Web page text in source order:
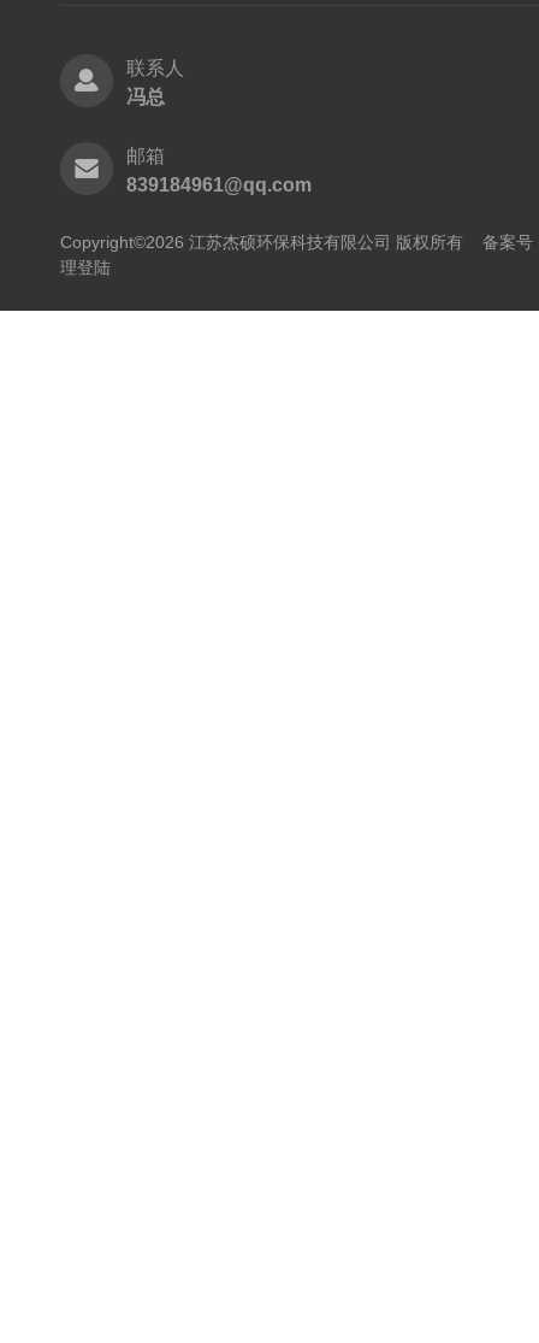
联系人
冯总
邮箱
839184961@qq.com
Copyright©2026 江苏杰硕环保科技有限公司 版权所有 备案号
理登陆